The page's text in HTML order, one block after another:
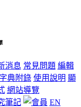
消息 常見問題 編輯
字典附錄 使用說明 顯
網站導覽
EN